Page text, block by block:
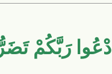
ادْعُوا رَبَّكُمْ